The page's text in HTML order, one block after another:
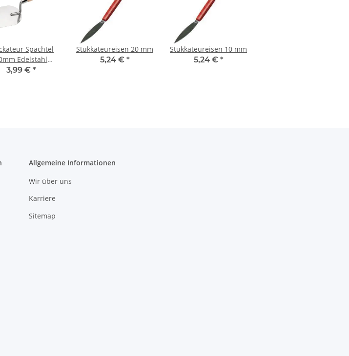
Spachtel
Edelstahl
lackiert
3,99 € *
Stukkateureisen 20 mm
5,24 € *
Stukkateureisen 10 mm
5,24 € *
Allgemeine Informationen
Wir über uns
Karriere
Sitemap